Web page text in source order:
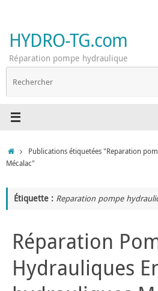
contenu
HYDRO-TG.com
Réparation pompe hydraulique
AccueilPublications étiquetées "Reparation
Mécalac"
Étiquette : Reparation pompe
Réparation
Hydrauliques